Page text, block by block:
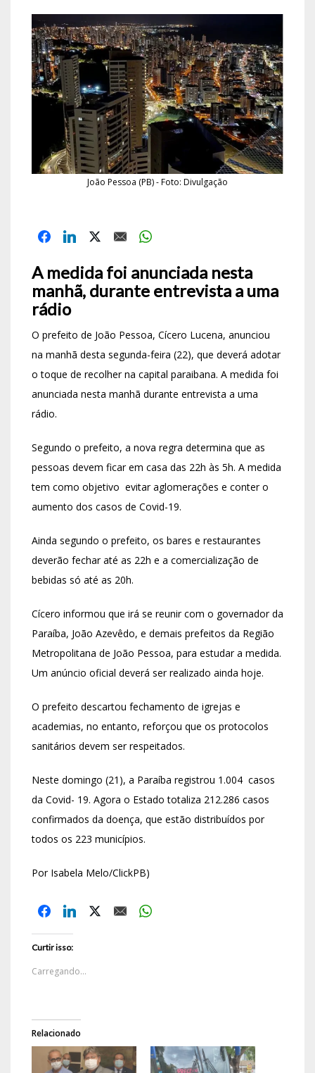
João Pessoa (PB) - Foto: Divulgação
A medida foi anunciada nesta
manhã, durante entrevista a uma
rádio
O prefeito de João Pessoa, Cícero Lucena, anunciou
na manhã desta segunda-feira (22), que deverá adotar
o toque de recolher na capital paraibana. A medida foi
anunciada nesta manhã durante entrevista a uma
rádio.
Segundo o prefeito, a nova regra determina que as
pessoas devem ficar em casa das 22h às 5h. A medida
tem como objetivo evitar aglomerações e conter o
aumento dos casos de Covid-19.
Ainda segundo o prefeito, os bares e restaurantes
deverão fechar até as 22h e a comercialização de
bebidas só até as 20h.
Cícero informou que irá se reunir com o governador da
Paraíba, João Azevêdo, e demais prefeitos da Região
Metropolitana de João Pessoa, para estudar a medida.
Um anúncio oficial deverá ser realizado ainda hoje.
O prefeito descartou fechamento de igrejas e
academias, no entanto, reforçou que os protocolos
sanitários devem ser respeitados.
Neste domingo (21), a Paraíba registrou 1.004 casos
da Covid- 19. Agora o Estado totaliza 212.286 casos
confirmados da doença, que estão distribuídos por
todos os 223 municípios.
Por Isabela Melo/ClickPB)
Curtir isso:
Carregando...
Relacionado